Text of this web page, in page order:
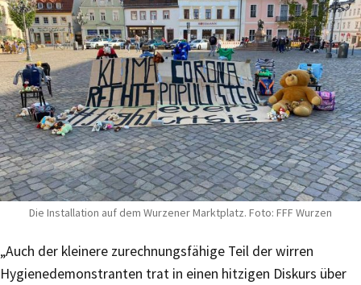
Die Installation auf dem Wurzener Marktplatz. Foto: FFF Wurzen
„Auch der kleinere zurechnungsfähige Teil der wirren
Hygienedemonstranten trat in einen hitzigen Diskurs über